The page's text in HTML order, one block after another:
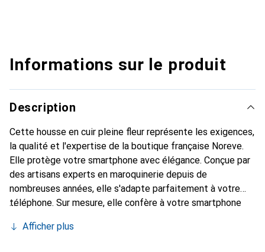
Informations sur le produit
Description
Cette housse en cuir pleine fleur représente les exigences,
la qualité et l'expertise de la boutique française Noreve.
Elle protège votre smartphone avec élégance. Conçue par
des artisans experts en maroquinerie depuis de
nombreuses années, elle s'adapte parfaitement à votre
téléphone. Sur mesure, elle confère à votre smartphone
Elle devient un accessoire chic et incontournable.
Afficher plus